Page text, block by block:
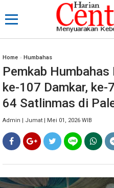
Home » Humbahas
Pemkab
ke-107 Damkar,
64 Satlinmas di
Admin | Jumat | Mei 01, 2026 WIB